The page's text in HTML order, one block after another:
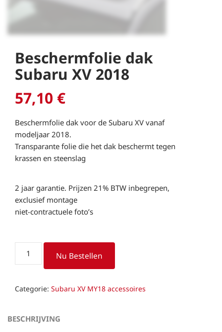
Beschermfolie dak
Subaru XV 2018
57,10 €
Beschermfolie dak voor de Subaru XV vanaf
modeljaar 2018.
Transparante folie die het dak beschermt tegen
krassen en steenslag
2 jaar garantie. Prijzen 21% BTW inbegrepen,
exclusief montage
niet-contractuele foto’s
2018
Nu Bestellen
Categorie: Subaru XV MY18 accessoires
BESCHRIJVING